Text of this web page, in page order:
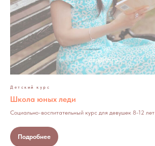
Детский курс
Школа юных леди
Социально-воспитательный курс для девушек 8-12 лет
Подробнее